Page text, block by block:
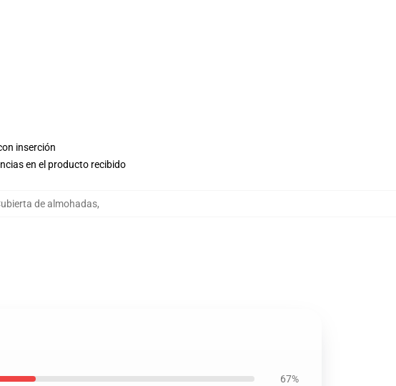
inserción
en el producto recibido
de almohadas,
67%